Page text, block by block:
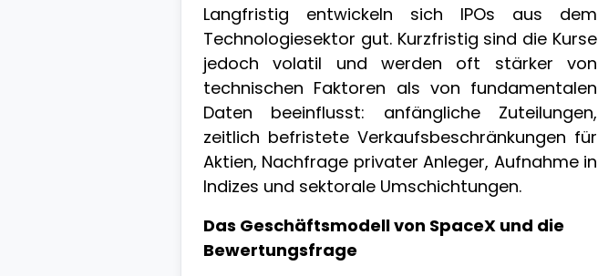
Langfristig entwickeln sich IPOs aus dem
Technologiesektor gut. Kurzfristig sind die Kurse
jedoch volatil und werden oft stärker von
technischen Faktoren als von fundamentalen
Daten beeinflusst: anfängliche Zuteilungen,
zeitlich befristete Verkaufsbeschränkungen für
Aktien, Nachfrage privater Anleger, Aufnahme in
Indizes und sektorale Umschichtungen.
Das Geschäftsmodell von SpaceX und die
Bewertungsfrage